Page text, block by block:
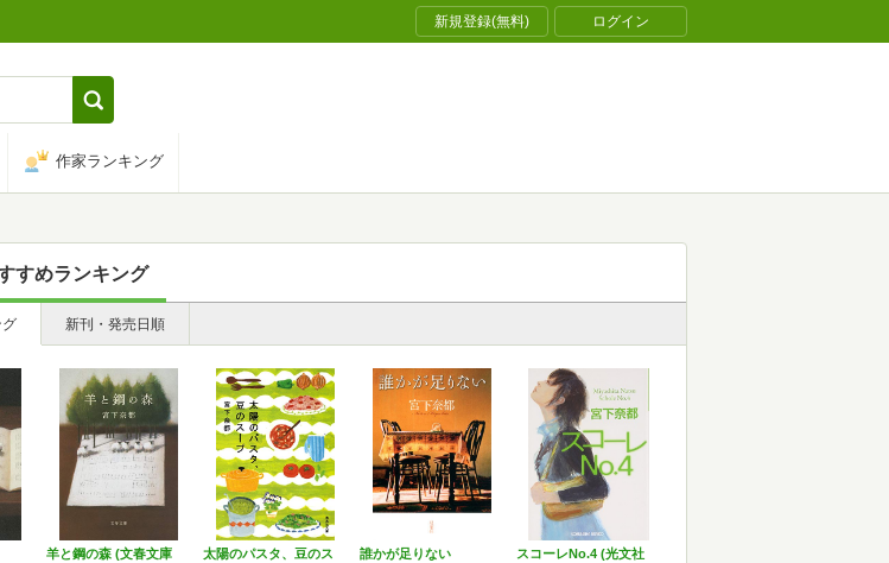
新規登録(無料) ログイン
作家ランキング
すめランキング
グ 新刊・発売日順
羊と鋼の森 (文春文庫
太陽のパスタ、豆のス
誰かが足りない
スコーレNo.4 (光文社